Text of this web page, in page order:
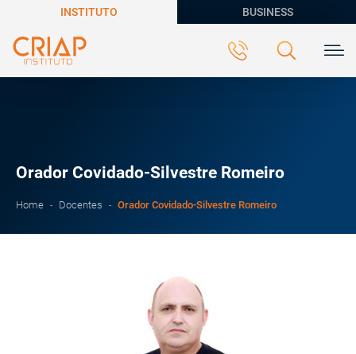
INSTITUTO BUSINESS
Orador Covidado-Silvestre Romeiro
Home Docentes Orador Covidado-Silvestre Romeiro